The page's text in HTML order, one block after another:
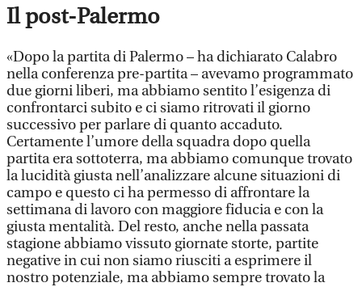
Il post-Palermo
«Dopo la partita di Palermo – ha dichiarato Calabro
nella conferenza pre-partita – avevamo programmato
due giorni liberi, ma abbiamo sentito l’esigenza di
confrontarci subito e ci siamo ritrovati il giorno
successivo per parlare di quanto accaduto.
Certamente l’umore della squadra dopo quella
partita era sottoterra, ma abbiamo comunque trovato
la lucidità giusta nell’analizzare alcune situazioni di
campo e questo ci ha permesso di affrontare la
settimana di lavoro con maggiore fiducia e con la
giusta mentalità. Del resto, anche nella passata
stagione abbiamo vissuto giornate storte, partite
negative in cui non siamo riusciti a esprimere il
nostro potenziale, ma abbiamo sempre trovato la